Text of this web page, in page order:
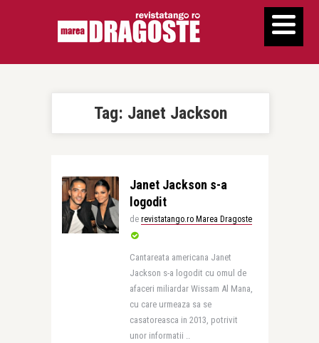
Tag: Janet Jackson
Janet Jackson s-a
logodit
de revistatango.ro Marea Dragoste
Cantareata americana Janet
Jackson s-a logodit cu omul de
afaceri miliardar Wissam Al Mana,
cu care urmeaza sa se
casatoreasca in 2013, potrivit
unor informatii ..